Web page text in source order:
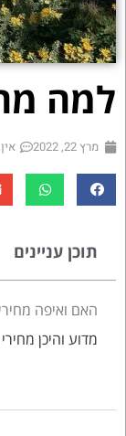
למה
מרץ 22, 2022
תוכן עניינים
האם ואיפה מחירי
מדוע והיכן מחירי